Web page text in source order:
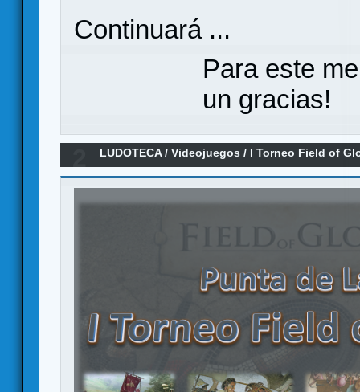
Continuará ...
Para este
un gracias!
LUDOTECA/Videojuegos / I Torneo Field of